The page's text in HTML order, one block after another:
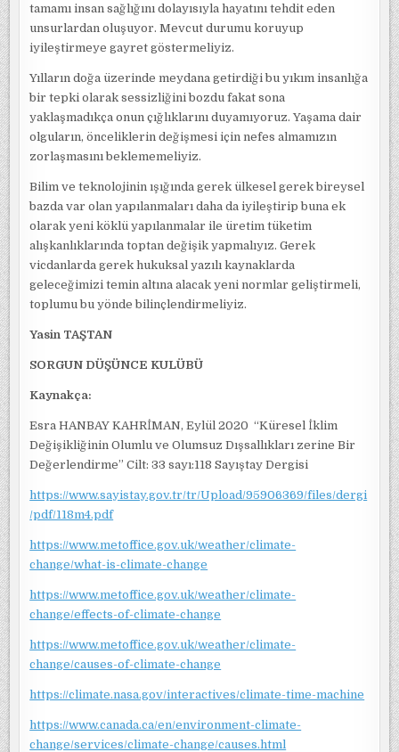
tamamı insan sağlığını dolayısıyla hayatını tehdit eden
unsurlardan oluşuyor. Mevcut durumu koruyup
iyileştirmeye gayret göstermeliyiz.
Yılların doğa üzerinde meydana getirdiği bu yıkım insanlığa
bir tepki olarak sessizliğini bozdu fakat sona
yaklaşmadıkça onun çığlıklarını duyamıyoruz. Yaşama dair
olguların, önceliklerin değişmesi için nefes almamızın
zorlaşmasını beklememeliyiz.
Bilim ve teknolojinin ışığında gerek ülkesel gerek bireysel
bazda var olan yapılanmaları daha da iyileştirip buna ek
olarak yeni köklü yapılanmalar ile üretim tüketim
alışkanlıklarında toptan değişik yapmalıyız. Gerek
vicdanlarda gerek hukuksal yazılı kaynaklarda
geleceğimizi temin altına alacak yeni normlar geliştirmeli,
toplumu bu yönde bilinçlendirmeliyiz.
Yasin TAŞTAN
SORGUN DÜŞÜNCE KULÜBÜ
Kaynakça:
Esra HANBAY KAHRİMAN, Eylül 2020 “Küresel İklim
Değişikliğinin Olumlu ve Olumsuz Dışsallıkları zerine Bir
Değerlendirme” Cilt: 33 sayı:118 Sayıştay Dergisi
https://www.sayistay.gov.tr/tr/Upload/95906369/files/dergi
/pdf/118m4.pdf
https://www.metoffice.gov.uk/weather/climate-
change/what-is-climate-change
https://www.metoffice.gov.uk/weather/climate-
change/effects-of-climate-change
https://www.metoffice.gov.uk/weather/climate-
change/causes-of-climate-change
https://climate.nasa.gov/interactives/climate-time-machine
https://www.canada.ca/en/environment-climate-
change/services/climate-change/causes.html